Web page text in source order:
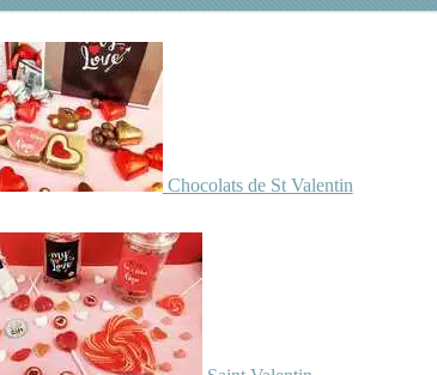
Chocolats de St Valentin